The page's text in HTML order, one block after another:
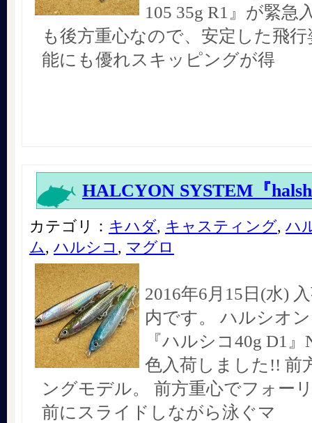
105 35g R1』が緊急
も後方重心なので、安定した飛
能にも優れスキッピングが得
HALCYON SYSTEM『
カテゴリ： キハダ, キャスティング, ハ
ム, ハルシコ , マグロ
2016年6月15日(水)
内です。 ハルシオ
『ハルシコ40g D1
色入荷しました!! 前
ングモデル。 前方重心でフォー
前にスライドしながら泳ぐマ